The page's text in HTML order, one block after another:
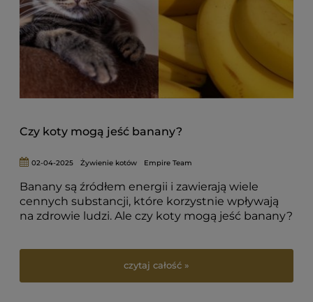
Czy koty mogą jeść banany?
02-04-2025 Żywienie kotów Empire Team
Banany są źródłem energii i zawierają wiele
cennych substancji, które korzystnie wpływają
na zdrowie ludzi. Ale czy koty mogą jeść banany?
czytaj całość »